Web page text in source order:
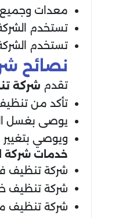
معدات وجميع
تستخدم
تستخدم
نصائح
تقدم شركة
تأكد من
يوصى بغسل
ويوصي
خدمات شركة
شركة تنظيف
شركة تنظيف
شركة تنظيف